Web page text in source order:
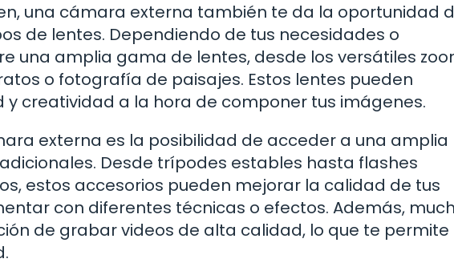
una cámara externa también te da la oportunidad
de lentes. Dependiendo de tus necesidades o
una amplia gama de lentes, desde los versátiles
o fotografía de paisajes. Estos lentes pueden
creatividad a la hora de componer tus imágenes.
externa es la posibilidad de acceder a una amplia
Desde trípodes estables hasta flashes
estos accesorios pueden mejorar la calidad de tus
con diferentes técnicas o efectos. Además,
de grabar videos de alta calidad, lo que te permite